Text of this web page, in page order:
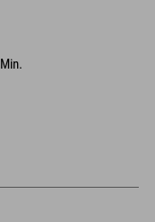
Min.